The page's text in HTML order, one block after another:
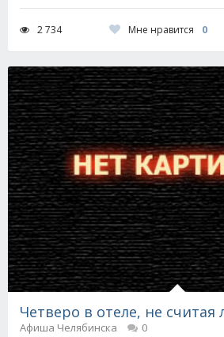
2 734 Мне нравится 0
Четверо в отеле, не считая
Афиша Челябинска 0